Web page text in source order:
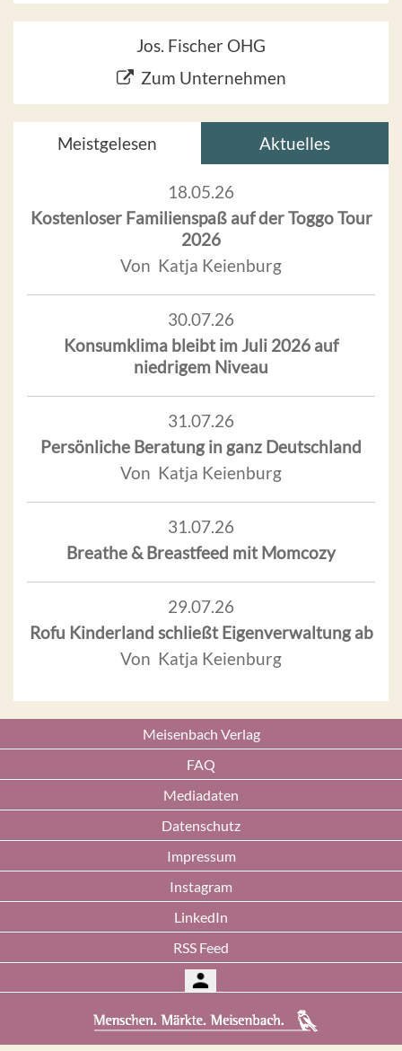
Jos. Fischer OHG
Zum Unternehmen
Meistgelesen Aktuelles
18.05.26
Kostenloser Familienspaß auf der Toggo Tour
2026
Von Katja Keienburg
30.07.26
Konsumklima bleibt im Juli 2026 auf
niedrigem Niveau
31.07.26
Persönliche Beratung in ganz Deutschland
Von Katja Keienburg
31.07.26
Breathe & Breastfeed mit Momcozy
29.07.26
Rofu Kinderland schließt Eigenverwaltung ab
Von Katja Keienburg
Meisenbach Verlag
FAQ
Mediadaten
Datenschutz
Impressum
Instagram
LinkedIn
RSS Feed